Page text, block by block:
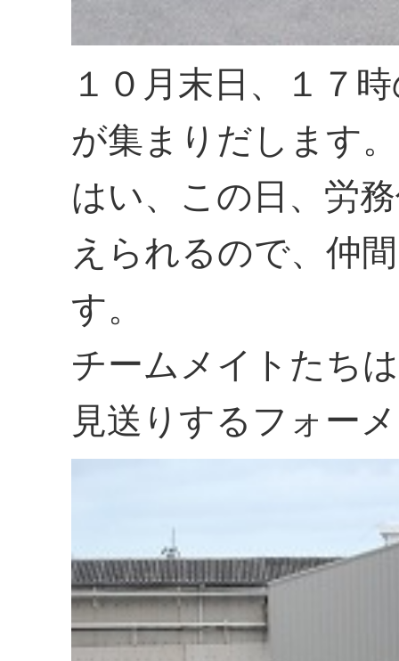
１０月末日、１７
が集まりだします。
はい、この日、労
えられるので、仲
す。
チームメイトたち
見送りするフォー